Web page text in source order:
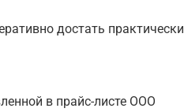
достать практически
в прайс-листе ООО